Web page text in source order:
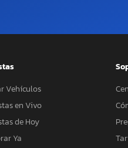
Vehículos
en Vivo
de Hoy
Ya